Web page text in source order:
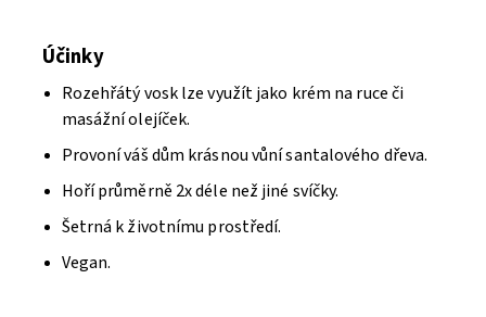
Účinky
Rozehřátý vosk lze využít jako krém na ruce či
masážní olejíček.
Provoní váš dům krásnou vůní santalového dřeva.
Hoří průměrně 2x déle než jiné svíčky.
Šetrná k životnímu prostředí.
Vegan.